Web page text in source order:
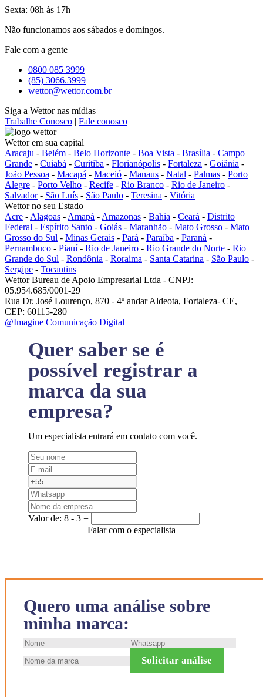
Quero uma análise sobre
minha marca:
Solicitar análise
Sexta: 08h às 17h
Não funcionamos aos sábados e domingos.
Fale com a gente
0800 085 3999
(85) 3066.3999
wettor@wettor.com.br
Siga a Wettor nas mídias
Trabalhe Conosco | Fale conosco
Wettor em sua capital
Aracaju - Belém - Belo Horizonte - Boa Vista - Brasília - Campo
Grande - Cuiabá - Curitiba - Florianópolis - Fortaleza - Goiânia -
João Pessoa - Macapá - Maceió - Manaus - Natal - Palmas - Porto
Alegre - Porto Velho - Recife - Rio Branco - Rio de Janeiro -
Salvador- São Luís - São Paulo - Teresina - Vitória
Wettor no seu Estado
Acre - Alagoas - Amapá - Amazonas - Bahia - Ceará - Distrito
Federal - Espírito Santo - Goiás - Maranhão - Mato Grosso - Mato
Grosso do Sul - Minas Gerais - Pará - Paraíba - Paraná -
Pernambuco - Piauí- Rio de Janeiro - Rio Grande do Norte - Rio
Grande do Sul - Rondônia - Roraima - Santa Catarina - São Paulo -
Sergipe - Tocantins
Wettor Bureau de Apoio Empresarial Ltda - CNPJ:
05.954.685/0001-29
Rua Dr. José Lourenço, 870 - 4º andar Aldeota, Fortaleza- CE,
CEP: 60115-280
@Imagine Comunicação Digital
Quer saber se é
possível registrar a
marca da sua
empresa?
Um especialista entrará em contato com você.
Valor de: 8 - 3 =
Falar com o especialista